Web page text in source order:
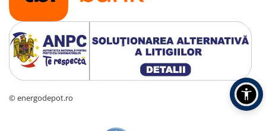
© energodepot.ro